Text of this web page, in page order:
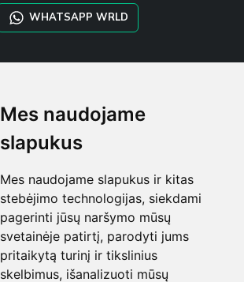
Mes naudojame
slapukus
Mes naudojame slapukus ir kitas
stebėjimo technologijas, siekdami
pagerinti jūsų naršymo mūsų
svetainėje patirtį, parodyti jums
pritaikytą turinį ir tikslinius
skelbimus, išanalizuoti mūsų
WHATSAPP WRLD
TAYLOR MADE ORDERS
REGISTRUOT
PRISIJUNGT
PIRKINIŲ KREPŠELI